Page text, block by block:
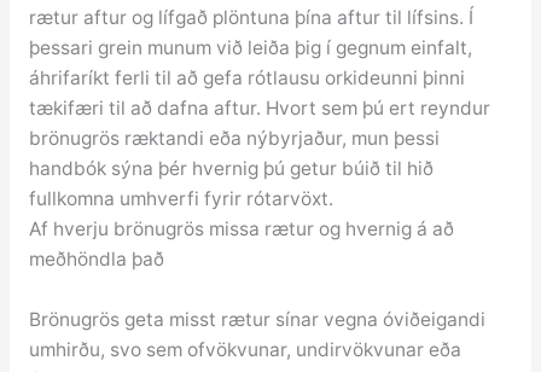
rætur aftur og lífgað plöntuna þína aftur til lífsins. Í
þessari grein munum við leiða þig í gegnum einfalt,
áhrifaríkt ferli til að gefa rótlausu orkideunni þinni
tækifæri til að dafna aftur. Hvort sem þú ert reyndur
brönugrös ræktandi eða nýbyrjaður, mun þessi
handbók sýna þér hvernig þú getur búið til hið
fullkomna umhverfi fyrir rótarvöxt.
Af hverju brönugrös missa rætur og hvernig á að
meðhöndla það
Brönugrös geta misst rætur sínar vegna óviðeigandi
umhirðu, svo sem ofvökvunar, undirvökvunar eða